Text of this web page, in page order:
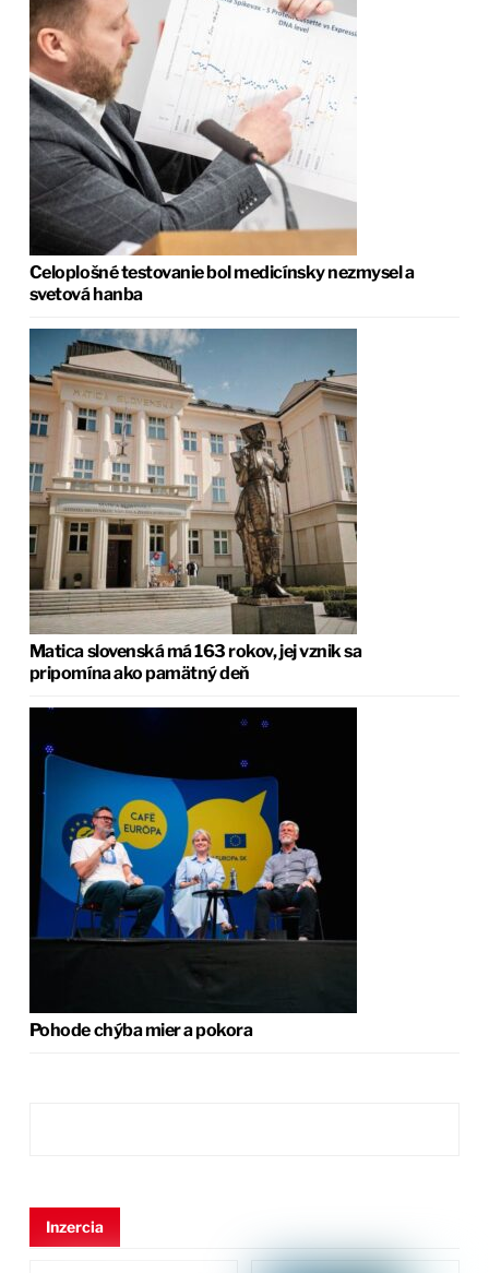
Celoplošné testovanie bol medicínsky nezmysel a
svetová hanba
Matica slovenská má 163 rokov, jej vznik sa
pripomína ako pamätný deň
Pohode chýba mier a pokora
Inzercia